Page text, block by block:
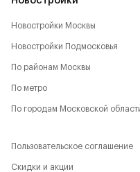
Новостройки Москвы
Новостройки Подмосковья
По районам Москвы
По метро
По городам Московской
Пользовательское соглашение
Скидки и акции